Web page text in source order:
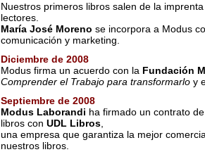
Nuestros primeros libros salen de la
lectores.
María José Moreno se incorpora a Modus
comunicación y marketing.
Diciembre de 2008
Modus firma un acuerdo con la Fundación
Comprender el Trabajo para transformarlo y
Septiembre de 2008
Modus Laborandi ha firmado un contrato
libros con UDL Libros
una empresa que garantiza la mejor
nuestros libros.